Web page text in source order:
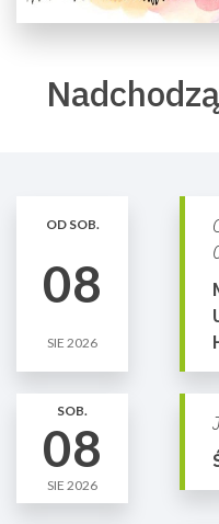
OD SOB.
08
SIE 2026
SOB.
08
SIE 2026